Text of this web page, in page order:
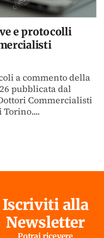
e protocolli
a commento della
pubblicata dal
Commercialisti
Iscriviti alla
Newsletter